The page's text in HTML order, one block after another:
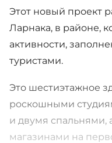
Этот новый проект
Ларнака, в районе,
активности,
туристами.
Это шестиэтажное
роскошными
и двумя спальнями,
магазинами на